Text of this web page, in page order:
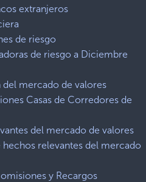
extranjeros
de riesgo
de riesgo a Diciembre
mercado de valores
Casas de Corredores de
del mercado de valores
relevantes del mercado
y Recargos